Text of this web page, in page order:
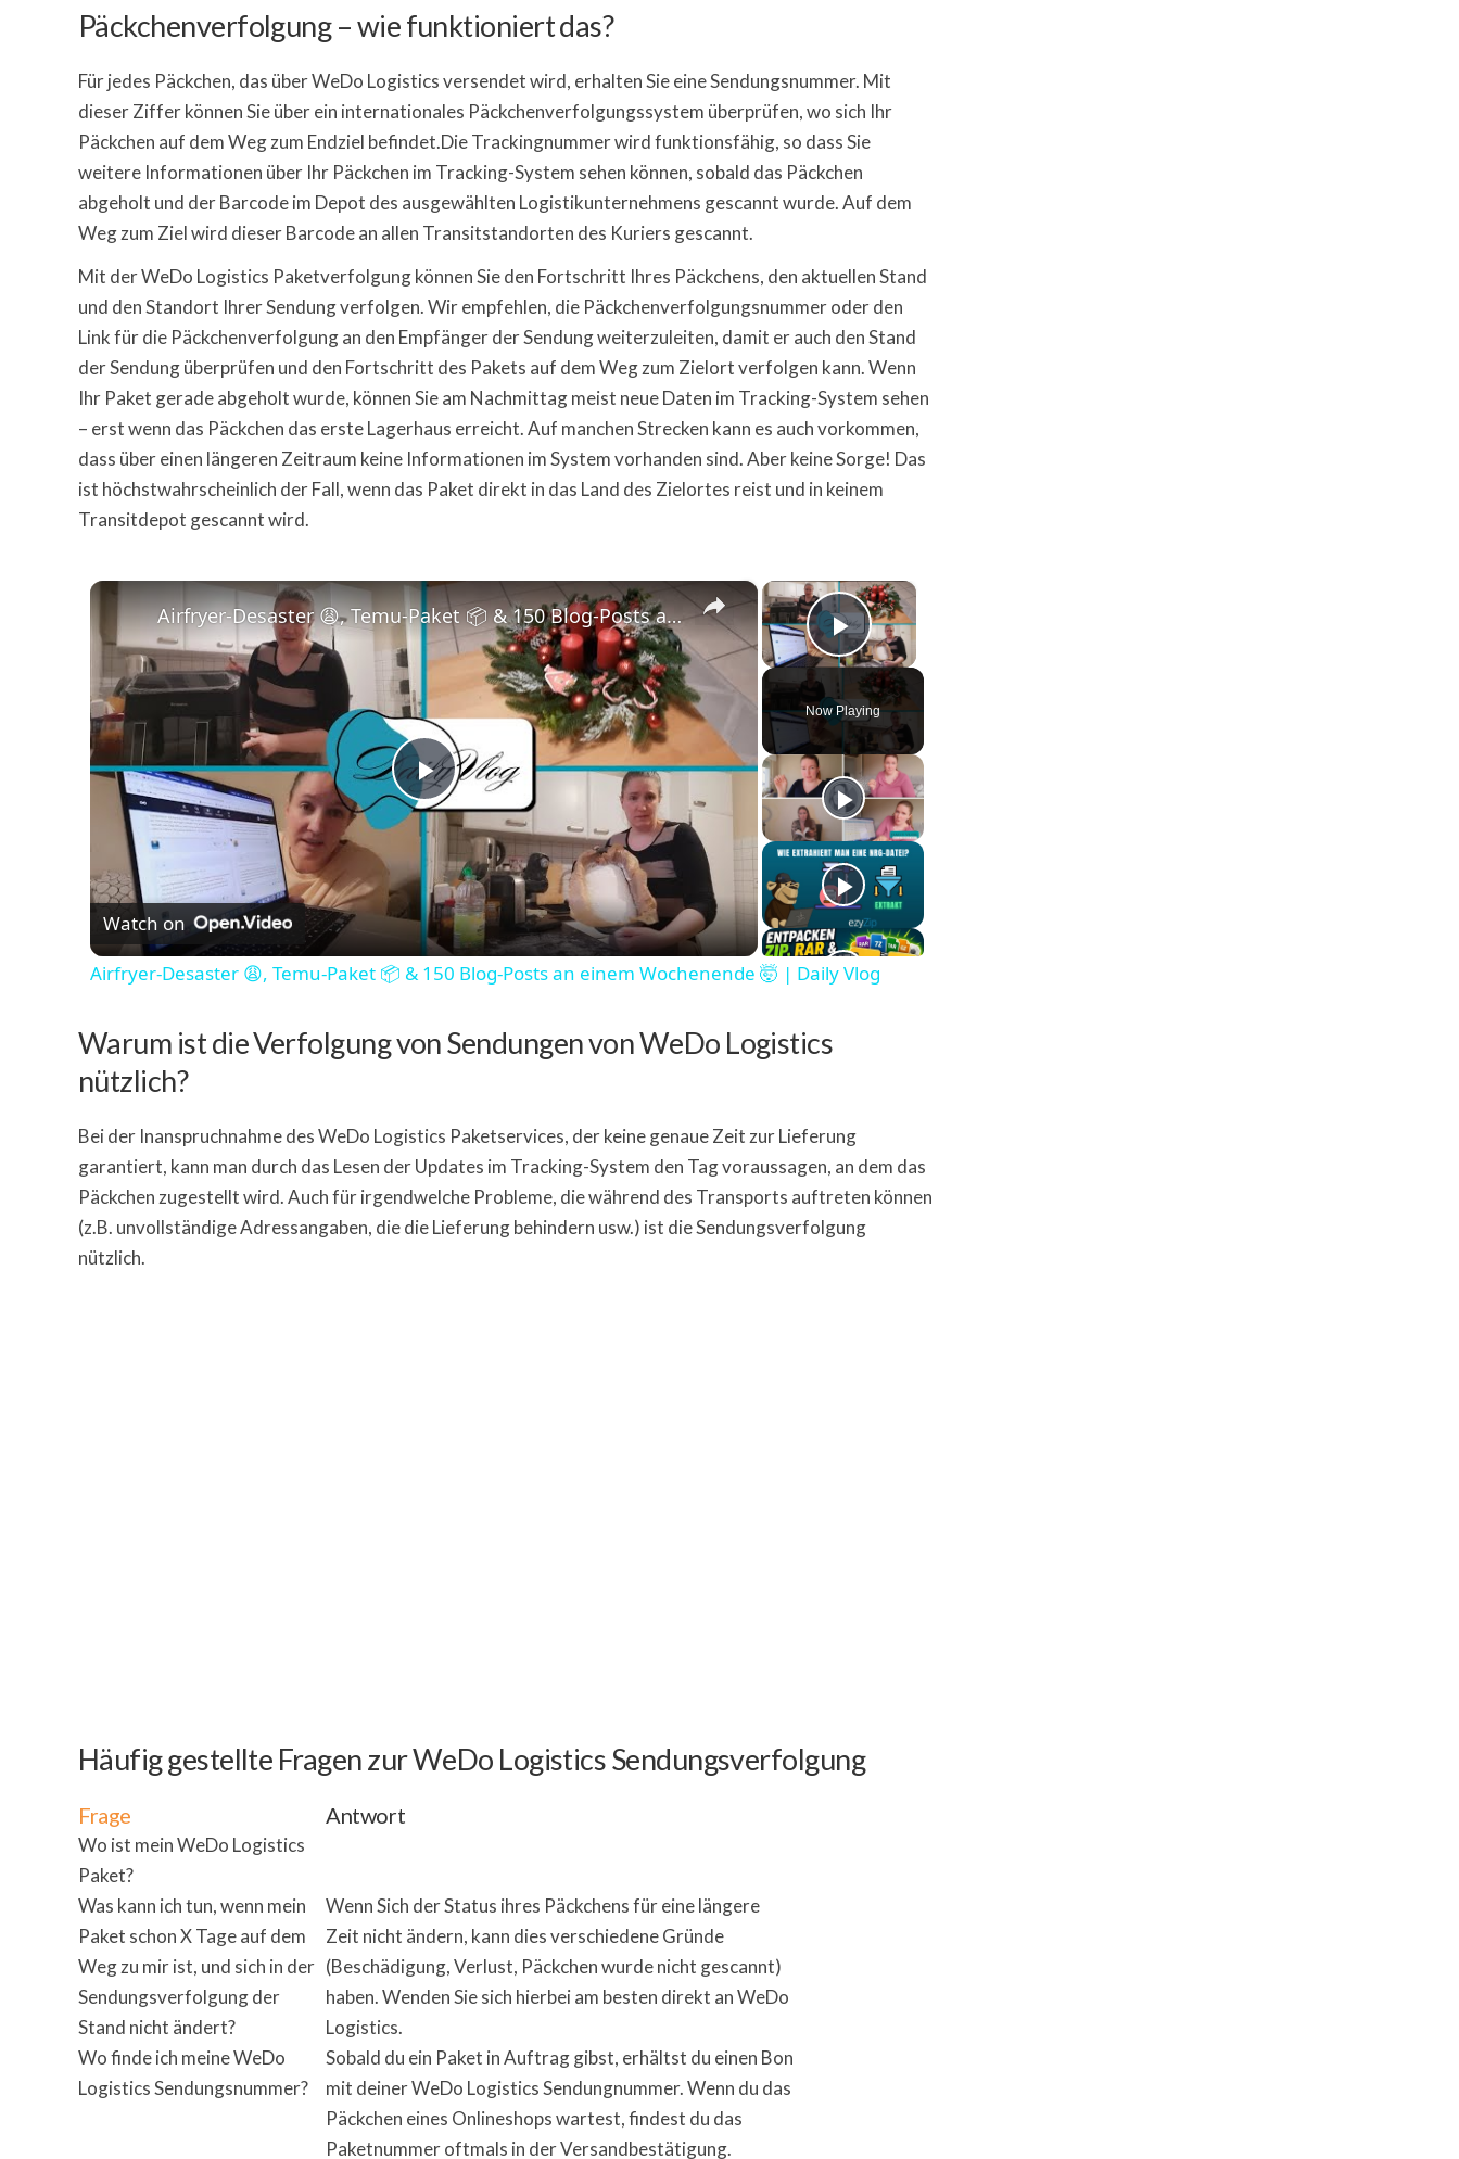
Päckchenverfolgung – wie funktioniert das?
Für jedes Päckchen, das über WeDo Logistics versendet wird, erhalten Sie eine Sendungsnummer. Mit
dieser Ziffer können Sie über ein internationales Päckchenverfolgungssystem überprüfen, wo sich Ihr
Päckchen auf dem Weg zum Endziel befindet.Die Trackingnummer wird funktionsfähig, so dass Sie
weitere Informationen über Ihr Päckchen im Tracking-System sehen können, sobald das Päckchen
abgeholt und der Barcode im Depot des ausgewählten Logistikunternehmens gescannt wurde. Auf dem
Weg zum Ziel wird dieser Barcode an allen Transitstandorten des Kuriers gescannt.
Mit der WeDo Logistics Paketverfolgung können Sie den Fortschritt Ihres Päckchens, den aktuellen Stand
und den Standort Ihrer Sendung verfolgen. Wir empfehlen, die Päckchenverfolgungsnummer oder den
Link für die Päckchenverfolgung an den Empfänger der Sendung weiterzuleiten, damit er auch den Stand
der Sendung überprüfen und den Fortschritt des Pakets auf dem Weg zum Zielort verfolgen kann. Wenn
Ihr Paket gerade abgeholt wurde, können Sie am Nachmittag meist neue Daten im Tracking-System sehen
– erst wenn das Päckchen das erste Lagerhaus erreicht. Auf manchen Strecken kann es auch vorkommen,
dass über einen längeren Zeitraum keine Informationen im System vorhanden sind. Aber keine Sorge! Das
ist höchstwahrscheinlich der Fall, wenn das Paket direkt in das Land des Zielortes reist und in keinem
Transitdepot gescannt wird.
×
Play Video
Now Playing
×
Play Video
Airfryer-Desaster 😩, Temu-Paket 📦 & 150 Blog-Posts an einem Wochenende 🤯 | Daily Vlog
Watch on
Airfryer-Desaster 😩, Temu-Paket 📦 & 150 Blog-Posts an einem Wochenende 🤯 | Daily Vlog
Warum ist die Verfolgung von Sendungen von WeDo Logistics
nützlich?
Bei der Inanspruchnahme des WeDo Logistics Paketservices, der keine genaue Zeit zur Lieferung
garantiert, kann man durch das Lesen der Updates im Tracking-System den Tag voraussagen, an dem das
Päckchen zugestellt wird. Auch für irgendwelche Probleme, die während des Transports auftreten können
(z.B. unvollständige Adressangaben, die die Lieferung behindern usw.) ist die Sendungsverfolgung
nützlich.
Häufig gestellte Fragen zur WeDo Logistics Sendungsverfolgung
Frage Antwort
Wo ist mein WeDo Logistics
Paket?
Was kann ich tun, wenn mein
Paket schon X Tage auf dem
Weg zu mir ist, und sich in der
Sendungsverfolgung der
Stand nicht ändert?
Wenn Sich der Status ihres Päckchens für eine längere
Zeit nicht ändern, kann dies verschiedene Gründe
(Beschädigung, Verlust, Päckchen wurde nicht gescannt)
haben. Wenden Sie sich hierbei am besten direkt an WeDo
Logistics.
Wo finde ich meine WeDo
Logistics Sendungsnummer?
Sobald du ein Paket in Auftrag gibst, erhältst du einen Bon
mit deiner WeDo Logistics Sendungnummer. Wenn du das
Päckchen eines Onlineshops wartest, findest du das
Paketnummer oftmals in der Versandbestätigung.